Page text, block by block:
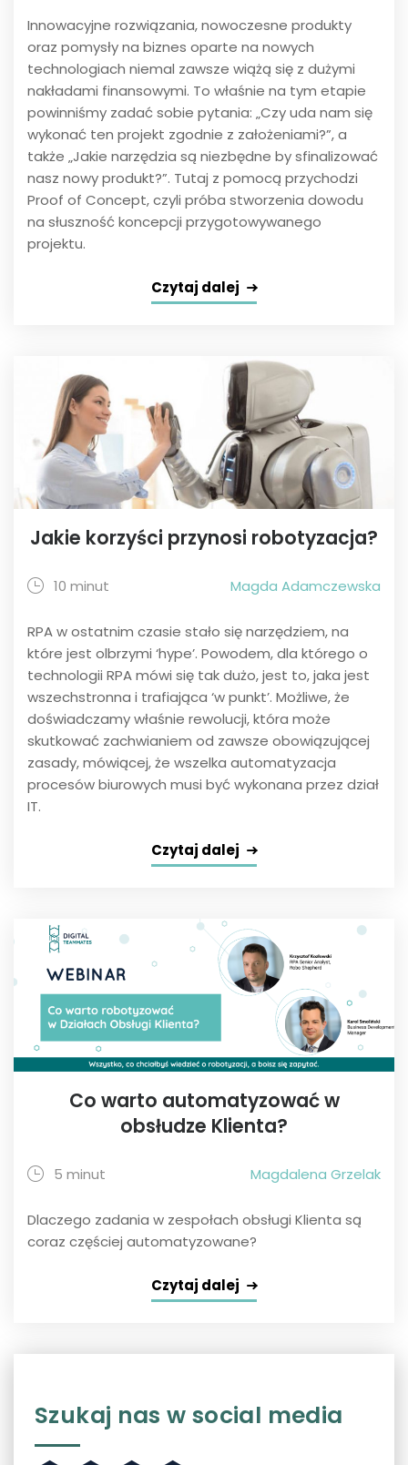
Innowacyjne rozwiązania, nowoczesne produkty
oraz pomysły na biznes oparte na nowych
technologiach niemal zawsze wiążą się z dużymi
nakładami finansowymi. To właśnie na tym etapie
powinniśmy zadać sobie pytania: „Czy uda nam się
wykonać ten projekt zgodnie z założeniami?”, a
także „Jakie narzędzia są niezbędne by sfinalizować
nasz nowy produkt?”. Tutaj z pomocą przychodzi
Proof of Concept, czyli próba stworzenia dowodu
na słuszność koncepcji przygotowywanego
projektu.
Czytaj dalej
Jakie korzyści przynosi robotyzacja?
10 minut Magda Adamczewska
RPA w ostatnim czasie stało się narzędziem, na
które jest olbrzymi ‘hype’. Powodem, dla którego o
technologii RPA mówi się tak dużo, jest to, jaka jest
wszechstronna i trafiająca ‘w punkt’. Możliwe, że
doświadczamy właśnie rewolucji, która może
skutkować zachwianiem od zawsze obowiązującej
zasady, mówiącej, że wszelka automatyzacja
procesów biurowych musi być wykonana przez dział
IT.
Czytaj dalej
Co warto automatyzować w
obsłudze Klienta?
5 minut Magdalena Grzelak
Dlaczego zadania w zespołach obsługi Klienta są
coraz częściej automatyzowane?
Czytaj dalej
Szukaj nas w social media